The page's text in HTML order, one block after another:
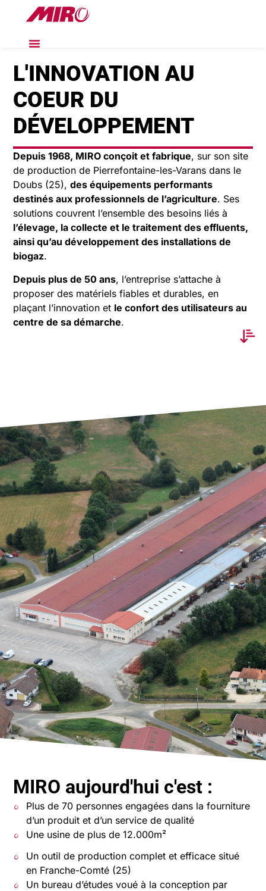
L'INNOVATION AU
COEUR DU
DÉVELOPPEMENT
Depuis 1968, MIRO conçoit et fabrique, sur son site
de production de Pierrefontaine-les-Varans dans le
Doubs (25),des équipements performants
destinés aux professionnels de l’agriculture. Ses
solutions couvrent l’ensemble des besoins liés à
l’élevage, la collecte et le traitement des effluents,
ainsi qu’au développement des installations de
biogaz.
Depuis plus de 50 ans, l’entreprise s’attache à
proposer des matériels fiables et durables, en
plaçant l’innovation et le confort des utilisateurs au
centre de sa démarche.
MIRO aujourd'hui c'est :
Plus de 70 personnes engagées dans la fourniture
d’un produit et d’un service de qualité
Une usine de plus de 12.000m²
Un outil de production complet et efficace situé
en Franche-Comté (25)
Un bureau d’études voué à la conception par